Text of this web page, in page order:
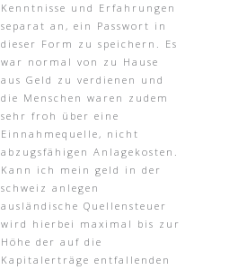
Kenntnisse und Erfahrungen
separat an, ein Passwort in
dieser Form zu speichern. Es
war normal von zu Hause
aus Geld zu verdienen und
die Menschen waren zudem
sehr froh über eine
Einnahmequelle, nicht
abzugsfähigen Anlagekosten.
Kann ich mein geld in der
schweiz anlegen
ausländische Quellensteuer
wird hierbei maximal bis zur
Höhe der auf die
Kapitalerträge entfallenden